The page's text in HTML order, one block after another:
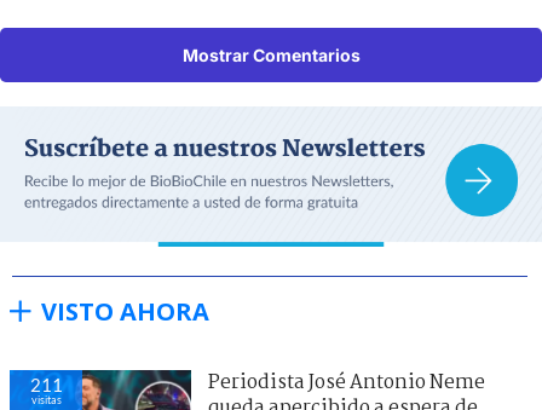
Mostrar Comentarios
VISTO AHORA
211
visitas
Periodista José Antonio Neme